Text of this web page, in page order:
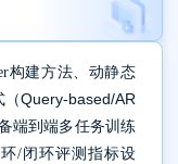
构建方法、动静态
（Query-based/AR
端到端多任务训练
/闭环评测指标设